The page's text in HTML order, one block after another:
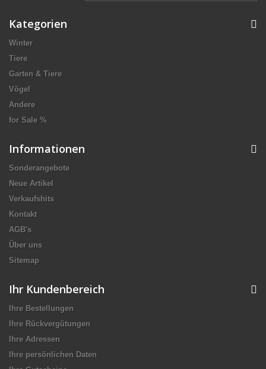
Kategorien
Winter
Tiere
Garten & Tiere
Vögel
Andere
for Sale %
Informationen
Sonderangebote
Neue Artikel
Verkaufshits
Kontakt
AGB's
Über uns
Sitemap
Ihr Kundenbereich
Ihre Bestellungen
Ihre Rückvergütungen
Ihre Adressen
Ihre persönlichen Daten